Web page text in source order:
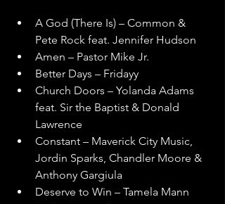
A God (There Is) – Common &
Pete Rock feat. Jennifer Hudson
Amen – Pastor Mike Jr.
Better Days – Fridayy
Church Doors – Yolanda Adams
feat. Sir the Baptist & Donald
Lawrence
Constant – Maverick City Music,
Jordin Sparks, Chandler Moore &
Anthony Gargiula
Deserve to Win – Tamela Mann